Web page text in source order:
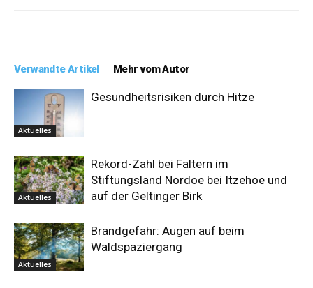
Verwandte Artikel Mehr vom Autor
Aktuelles
Gesundheitsrisiken durch Hitze
Aktuelles
Rekord-Zahl bei Faltern im
Stiftungsland Nordoe bei Itzehoe und
auf der Geltinger Birk
Aktuelles
Brandgefahr: Augen auf beim
Waldspaziergang